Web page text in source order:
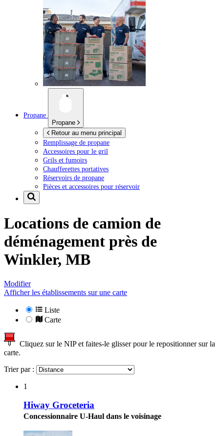
Propane
Propane
Retour au menu principal
Remplissage de propane
Accessoires pour le gril
Grils et fumoirs
Chaufferettes portatives
Réservoirs de propane
Pièces et accessoires pour réservoir
Locations de camion de
déménagement près de
Winkler, MB
Modifier
Afficher les établissements sur une carte
Liste
Carte
Cliquez sur le NIP et faites-le glisser pour le repositionner sur la
carte.
Trier par :
1
Hiway Groceteria
Concessionnaire U-Haul dans le voisinage